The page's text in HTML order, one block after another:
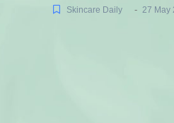
Skincare Daily - 27 May